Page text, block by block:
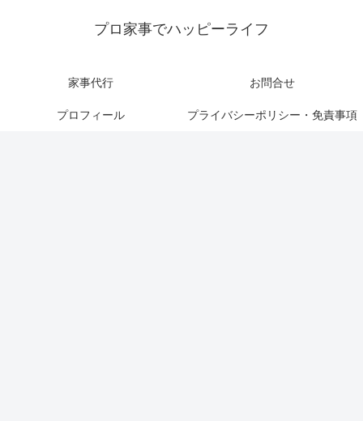
プロ家事でハッピーライフ
家事代行 お問合せ
プロフィール プライバシーポリシー・免責事項